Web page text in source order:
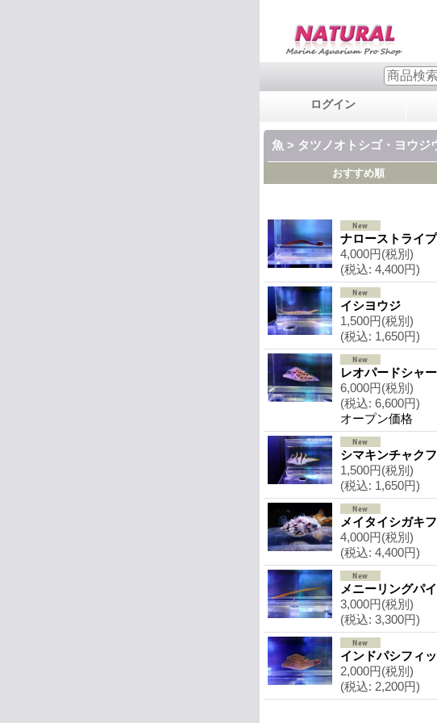
ログイン
魚 > タツノオトシゴ・ヨウジ
おすすめ順
ナローストライ
4,000円(税別)
(税込: 4,400円)
イシヨウジ
1,500円(税別)
(税込: 1,650円)
レオパードシャ
6,000円(税別)
(税込: 6,600円)
オープン価格
シマキンチャク
1,500円(税別)
(税込: 1,650円)
メイタイシガキ
4,000円(税別)
(税込: 4,400円)
メニーリングパ
3,000円(税別)
(税込: 3,300円)
インドパシフィ
2,000円(税別)
(税込: 2,200円)